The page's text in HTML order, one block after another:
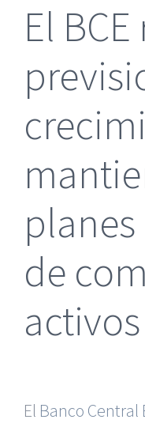
El
de
activos
El Banco Central